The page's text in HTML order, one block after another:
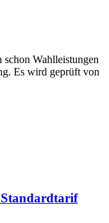
Wahlleistungen
Es wird geprüft von